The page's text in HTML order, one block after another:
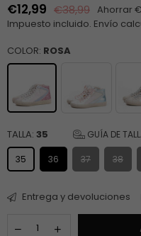
Precio
habitual
€12,99 €38,99 Ahorrar
Impuesto incluido. Envío
COLOR: ROSA
TALLA: 35 GUÍA DE
35 36 37 38
Entrega y devoluciones